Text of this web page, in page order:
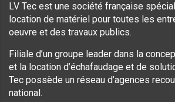
LV Tec est une société française
location de matériel pour toutes les
oeuvre et des travaux publics.
Filiale d’un groupe leader dans la
et la location d’échafaudage et de
Tec possède un réseau d’agences
national.